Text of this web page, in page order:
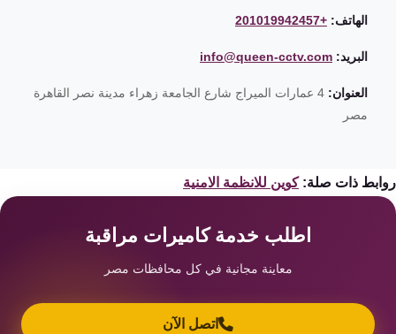
الهاتف: +201019942457
البريد: info@queen-cctv.com
العنوان:
4 عمارات الميراج شارع الجامعة زهراء مدينة نصر القاهرة
مصر
ذات صلة: كوين للانظمة الامنية
اطلب خدمة كاميرات مراقبة
معاينة مجانية في كل محافظات مصر
اتصل الآن